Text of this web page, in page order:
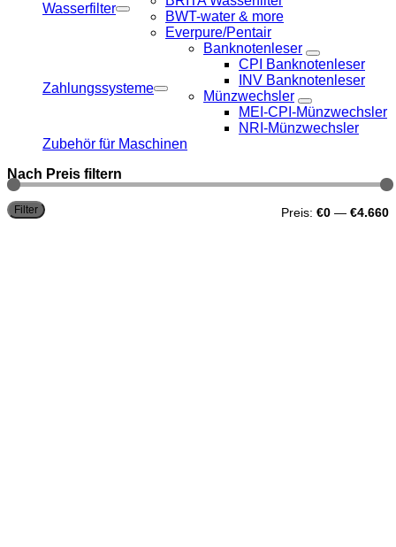
Wasserfilter
BWT-water & more
Everpure/Pentair
Zahlungssysteme
Banknotenleser
CPI Banknotenleser
INV Banknotenleser
Münzwechsler
MEI-CPI-Münzwechsler
NRI-Münzwechsler
Zubehör für Maschinen
Nach Preis filtern
Filter Preis: €0 — €4.660